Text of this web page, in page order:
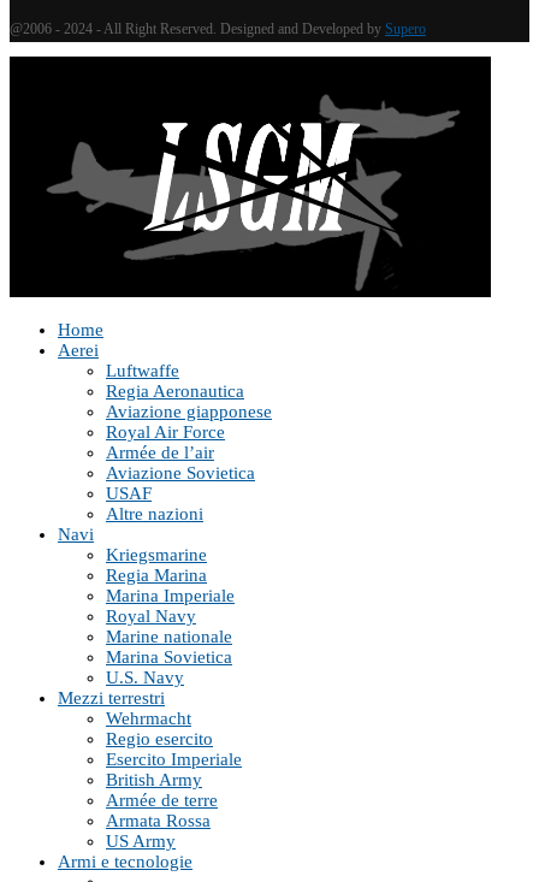
@2006 - 2024 - All Right Reserved. Designed and Developed by Supero
Home
Aerei
Luftwaffe
Regia Aeronautica
Aviazione giapponese
Royal Air Force
Armée de l’air
Aviazione Sovietica
USAF
Altre nazioni
Navi
Kriegsmarine
Regia Marina
Marina Imperiale
Royal Navy
Marine nationale
Marina Sovietica
U.S. Navy
Mezzi terrestri
Wehrmacht
Regio esercito
Esercito Imperiale
British Army
Armée de terre
Armata Rossa
US Army
Armi e tecnologie